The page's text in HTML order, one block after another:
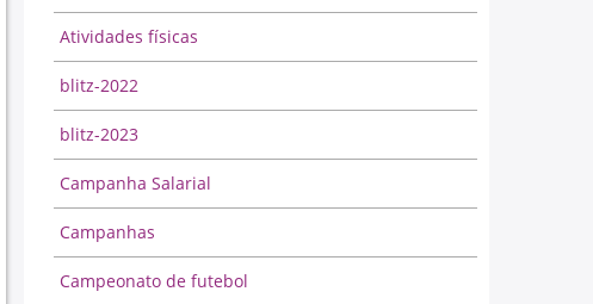
Atividades físicas
blitz-2022
blitz-2023
Campanha Salarial
Campanhas
Campeonato de futebol